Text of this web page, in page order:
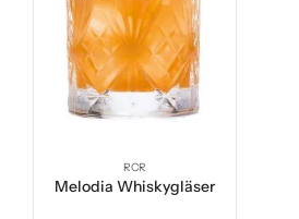
RCR
Melodia Whiskygläser